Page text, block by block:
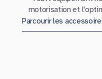
motorisation et
Parcourir les